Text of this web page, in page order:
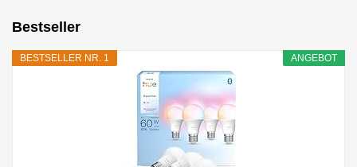
Bestseller
ANGEBOT
BESTSELLER NR. 1